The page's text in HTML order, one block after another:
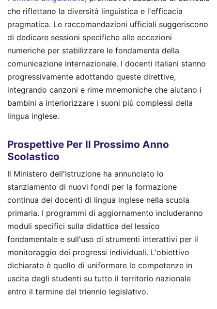
che riflettano la diversità linguistica e l'efficacia
pragmatica. Le raccomandazioni ufficiali suggeriscono
di dedicare sessioni specifiche alle eccezioni
numeriche per stabilizzare le fondamenta della
comunicazione internazionale. I docenti italiani stanno
progressivamente adottando queste direttive,
integrando canzoni e rime mnemoniche che aiutano i
bambini a interiorizzare i suoni più complessi della
lingua inglese.
Prospettive Per Il Prossimo Anno
Scolastico
Il Ministero dell'Istruzione ha annunciato lo
stanziamento di nuovi fondi per la formazione
continua dei docenti di lingua inglese nella scuola
primaria. I programmi di aggiornamento includeranno
moduli specifici sulla didattica del lessico
fondamentale e sull'uso di strumenti interattivi per il
monitoraggio dei progressi individuali. L'obiettivo
dichiarato è quello di uniformare le competenze in
uscita degli studenti su tutto il territorio nazionale
entro il termine del triennio legislativo.